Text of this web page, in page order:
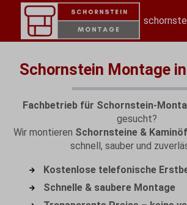
Schornstein Montage
Fachbetrieb für Schornstein-
gesucht?
Wir montieren Schornsteine &
schnell, sauber und
Kostenlose telefonische
Schnelle & saubere Montage